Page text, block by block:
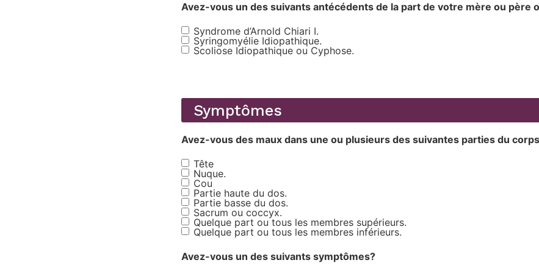
Avez-vous un des suivants antécédents de la part de votre mère ou père
Antecedentes
familiares
Syndrome d’Arnold Chiari I.
Syringomyélie Idiopathique.
Scoliose Idiopathique ou Cyphose.
Symptômes
Avez-vous des maux dans une ou plusieurs des suivantes parties du
Síntomas
Tête
Nuque.
Cou
Partie haute du dos.
Partie basse du dos.
Sacrum ou coccyx.
Quelque part ou tous les membres supérieurs.
Quelque part ou tous les membres inférieurs.
Avez-vous un des suivants symptômes?